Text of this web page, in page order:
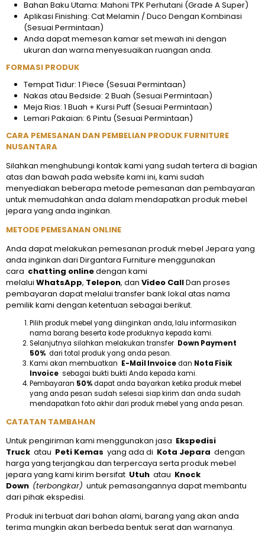
Bahan Baku Utama: Mahoni TPK Perhutani (Grade A Super)
Aplikasi Finishing: Cat Melamin / Duco Dengan Kombinasi
(Sesuai Permintaan)
Anda dapat memesan kamar set mewah ini dengan
ukuran dan warna menyesuaikan ruangan anda.
FORMASI PRODUK
Tempat Tidur: 1 Piece (Sesuai Permintaan)
Nakas atau Bedside: 2 Buah (Sesuai Permintaan)
Meja Rias: 1 Buah + Kursi Puff (Sesuai Permintaan)
Lemari Pakaian: 6 Pintu (Sesuai Permintaan)
CARA PEMESANAN DAN PEMBELIAN PRODUK FURNITURE
NUSANTARA
Silahkan menghubungi kontak kami yang sudah tertera di bagian
atas dan bawah pada website kami ini, kami sudah
menyediakan beberapa metode pemesanan dan pembayaran
untuk memudahkan anda dalam mendapatkan produk mebel
jepara yang anda inginkan.
METODE PEMESANAN ONLINE
Anda dapat melakukan pemesanan produk mebel Jepara yang
anda inginkan dari Dirgantara Furniture menggunakan
cara chatting onlinedengan kami
melalui WhatsApp, Telepon, dan Video CallDan proses
pembayaran dapat melalui transfer bank lokal atas nama
pemilik kami dengan ketentuan sebagai berikut.
Pilih produk mebel yang diinginkan anda, lalu informasikan
nama barang beserta kode produknya kepada kami.
Selanjutnya silahkan melakukan transfer Down Payment
50% dari total produk yang anda pesan.
Kami akan membuatkan E-Mail Invoicedan Nota Fisik
Invoice sebagai bukti bukti Anda kepada kami.
Pembayaran 50%dapat anda bayarkan ketika produk mebel
yang anda pesan sudah selesai siap kirim dan anda sudah
mendapatkan foto akhir dari produk mebel yang anda pesan.
CATATAN TAMBAHAN
Untuk pengiriman kami menggunakan jasa Ekspedisi
Truck atau Peti Kemas yang ada di Kota Jepara dengan
harga yang terjangkau dan terpercaya serta produk mebel
jepara yang kami kirim bersifat Utuh atau Knock
Down (terbongkar) untuk pemasangannya dapat membantu
dari pihak ekspedisi.
Produk ini terbuat dari bahan alami, barang yang akan anda
terima mungkin akan berbeda bentuk serat dan warnanya.